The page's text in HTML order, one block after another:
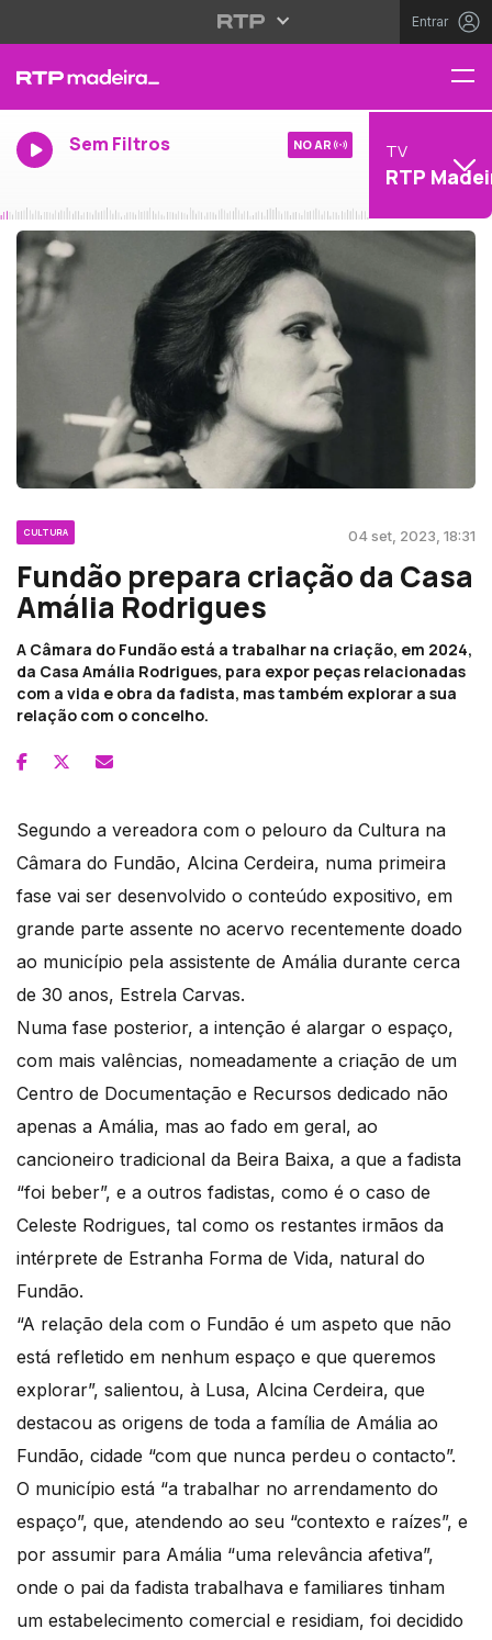
Entrar
Sem Filtros NO AR TV
RTP
CULTURA 04 set, 2023, 18:31
Fundão prepara criação da Casa
Amália Rodrigues
A Câmara do Fundão está a trabalhar na criação, em 2024,
da Casa Amália Rodrigues, para expor peças relacionadas
com a vida e obra da fadista, mas também explorar a sua
relação com o concelho.
Segundo a vereadora com o pelouro da Cultura na
Câmara do Fundão, Alcina Cerdeira, numa primeira
fase vai ser desenvolvido o conteúdo expositivo, em
grande parte assente no acervo recentemente doado
ao município pela assistente de Amália durante cerca
de 30 anos, Estrela Carvas.
Numa fase posterior, a intenção é alargar o espaço,
com mais valências, nomeadamente a criação de um
Centro de Documentação e Recursos dedicado não
apenas a Amália, mas ao fado em geral, ao
cancioneiro tradicional da Beira Baixa, a que a fadista
“foi beber”, e a outros fadistas, como é o caso de
Celeste Rodrigues, tal como os restantes irmãos da
intérprete de Estranha Forma de Vida, natural do
Fundão.
“A relação dela com o Fundão é um aspeto que não
está refletido em nenhum espaço e que queremos
explorar”, salientou, à Lusa, Alcina Cerdeira, que
destacou as origens de toda a família de Amália ao
Fundão, cidade “com que nunca perdeu o contacto”.
O município está “a trabalhar no arrendamento do
espaço”, que, atendendo ao seu “contexto e raízes”, e
por assumir para Amália “uma relevância afetiva”,
onde o pai da fadista trabalhava e familiares tinham
um estabelecimento comercial e residiam, foi decidido